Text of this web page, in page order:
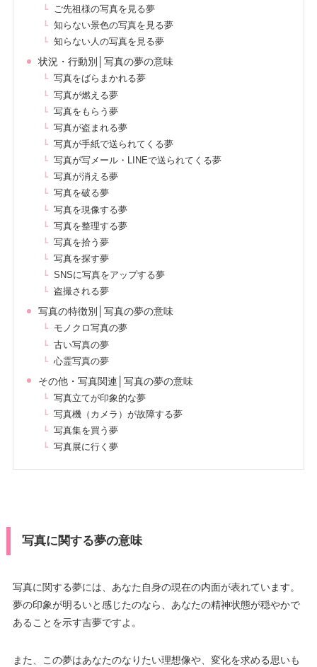
ご先祖様の写真を見る夢
知らない景色の写真を見る夢
知らない人の写真を見る夢
状況・行動別│写真の夢の意味
写真をばらまかれる夢
写真が燃える夢
写真をもらう夢
写真が盗まれる夢
写真が手紙で送られてくる夢
写真が写メール・LINEで送られてくる夢
写真が消える夢
写真を破る夢
写真を現像する夢
写真を整理する夢
写真を拾う夢
写真を探す夢
SNSに写真をアップする夢
盗撮される夢
写真の特徴別│写真の夢の意味
モノクロ写真の夢
古い写真の夢
心霊写真の夢
その他・写真関連│写真の夢の意味
写真立てが印象的な夢
写真機（カメラ）が故障する夢
写真集を買う夢
写真展に行く夢
写真に関する夢の意味
写真に関する夢には、あなた自身の現在の内面が表れています。
夢の印象が明るいと感じたのなら、あなたの精神状態が穏やかで
あることを示す吉夢ですよ。
また、この夢はあなたのなりたい理想像や、変化を求める思いも